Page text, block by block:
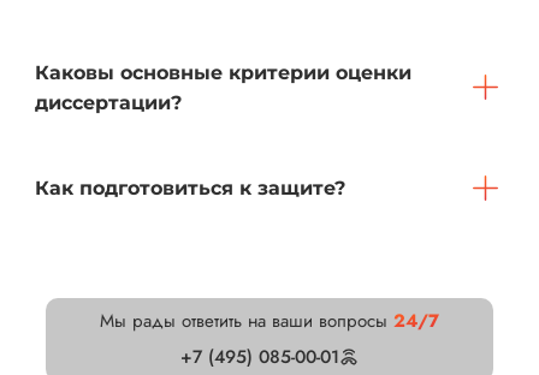
Каковы основные критерии оценки
диссертации?
Как подготовиться к защите?
Мы рады ответить на ваши вопросы 24/7
+7 (495) 085-00-01